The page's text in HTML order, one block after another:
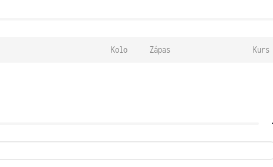
Kolo Zápas Kurs